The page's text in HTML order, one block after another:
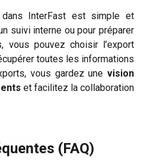
InterFast est simple et
suivi interne ou pour préparer
vous pouvez choisir l’export
toutes les informations
vous gardez une vision
et facilitez la collaboration
(FAQ)